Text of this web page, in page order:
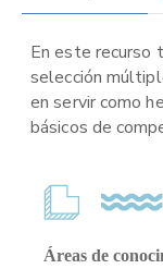
En este recurso
selección
en servir como
básicos de
Áreas de